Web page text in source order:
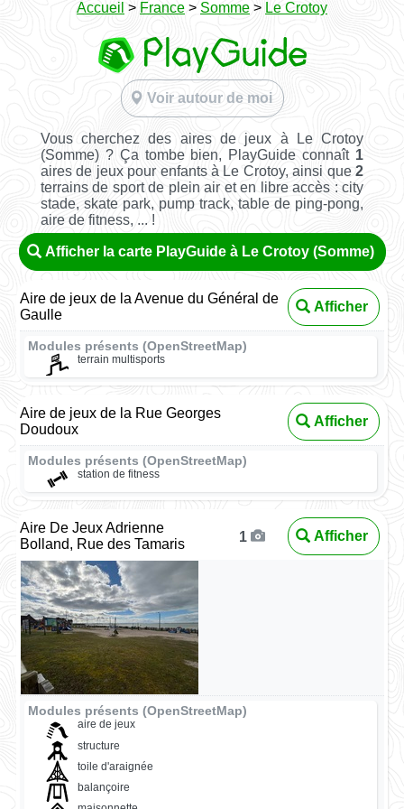
Accueil > France > Somme > Le Crotoy
Voir autour de moi
Vous cherchez des aires de jeux à Le Crotoy
(Somme) ? Ça tombe bien, PlayGuide connaît 1
aires de jeux pour enfants à Le Crotoy, ainsi que2
terrains de sport de plein air et en libre accès : city
stade, skate park, pump track, table de ping-pong,
aire de fitness, ... !
Afficher la carte PlayGuide à Le Crotoy (Somme)
Aire de jeux de la Avenue du Général de
Gaulle
Afficher
Modules présents (OpenStreetMap)
terrain multisports
Aire de jeux de la Rue Georges
Doudoux
Afficher
Modules présents (OpenStreetMap)
station de fitness
Aire De Jeux Adrienne
Bolland, Rue des Tamaris
1 Afficher
Modules présents (OpenStreetMap)
aire de jeux
structure
toile d'araignée
balançoire